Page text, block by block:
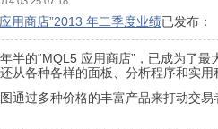
用商店”2013 年二季度业绩已发布：
半的“MQL5 应用商店”，已成为了最
从各种各样的面板、分析程序和实用
通过多种价格的丰富产品来打动交